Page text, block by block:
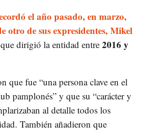
el año pasado, en marzo,
otro de sus expresidentes, Mikel
que dirigió la entidad entre 2016 y
que fue “una persona clave en el
pamplonés” y que su “carácter y
al detalle todos los
También añadieron que